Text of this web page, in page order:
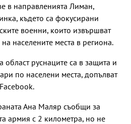
в направленията Лиман,
където са фокусирани
военни, които извършват
населените места в региона.
руснаците са в защита и
по населени места, допълват
Ана Маляр съобщи за
армия с 2 километра, но не